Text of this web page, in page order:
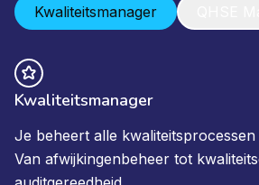
Kwaliteitsmanager
Kwaliteitsmanager
Je beheert alle
Van afwijkingenbeheer tot